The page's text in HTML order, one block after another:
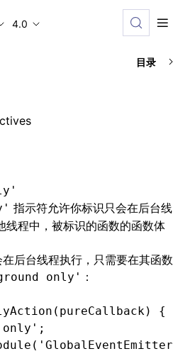
4.0
目录
指示符允许你标识只会在后台线
线程中，被标识的函数的函数体
后台线程执行，只需要在其函数
only' ：
(pureCallback) {
;
( 'GlobalEventEmitter'